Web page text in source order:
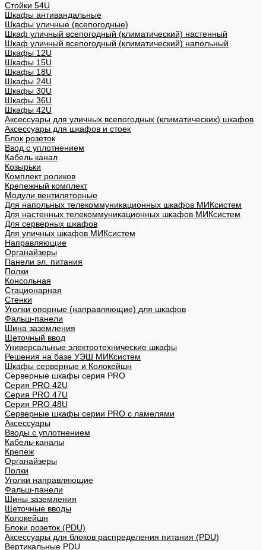
Стойки 54U
Шкафы антивандальные
Шкафы уличные (всепогодные)
Шкаф уличный всепогодный (климатический) настенный
Шкаф уличный всепогодный (климатический) напольный
Шкафы 12U
Шкафы 15U
Шкафы 18U
Шкафы 24U
Шкафы 30U
Шкафы 36U
Шкафы 42U
Аксессуары для уличных всепогодных (климатических) шкафов
Аксессуары для шкафов и стоек
Блок розеток
Ввод с уплотнением
Кабель канал
Козырьки
Комплект роликов
Крепежный комплект
Модули вентиляторные
Для напольных телекоммуникационных шкафов МИКсистем
Для настенных телекоммуникационных шкафов МИКсистем
Для серверных шкафов
Для уличных шкафов МИКсистем
Направляющие
Органайзеры
Панели эл. питания
Полки
Консольная
Стационарная
Стенки
Уголки опорные (направляющие) для шкафов
Фальш-панели
Шина заземления
Щеточный ввод
Универсальные электротехнические шкафы
Решения на базе УЭШ МИКсистем
Шкафы серверные и Колокейшн
Серверные шкафы серия PRO
Серия PRO 42U
Серия PRO 47U
Серия PRO 48U
Серверные шкафы серии PRO с ламелями
Аксессуары
Вводы с уплотнением
Кабель-каналы
Крепеж
Органайзеры
Полки
Уголки направляющие
Фальш-панели
Шины заземления
Щеточные вводы
Колокейшн
Блоки розеток (PDU)
Аксессуары для блоков распределения питания (PDU)
Вертикальные PDU